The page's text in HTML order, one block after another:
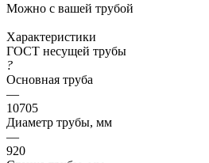
Можно с вашей трубой
Характеристики
ГОСТ несущей трубы
?
Основная труба
—
10705
Диаметр трубы, мм
—
920